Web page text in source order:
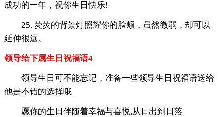
成功的一年，祝你生日快乐!
25. 荧荧的背景灯照耀你的脸颊，虽然微弱，却可以
延伸很远。
领导给下属生日祝福语4
领导生日可不能忘记，准备一些领导生日祝福语送给
他是不错的选择哦
愿你的生日伴随着幸福与喜悦,从日出到日落